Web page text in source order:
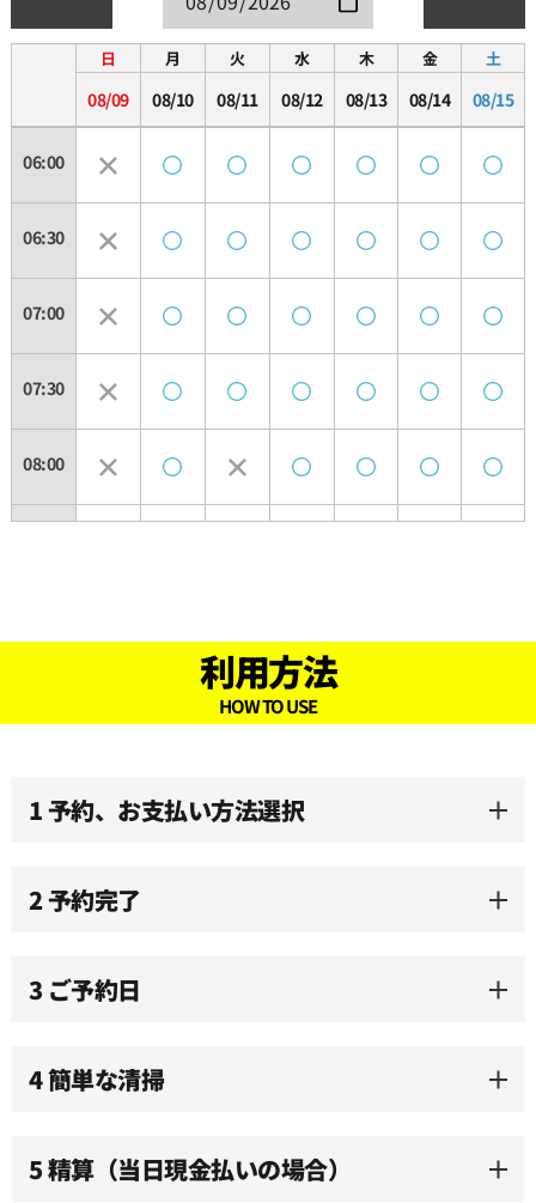
日
08/09
月
08/10
火
08/11
水
08/12
木
08/13
金
08/14
土
08/15
06:00
06:30
07:00
07:30
08:00
11:00
11:30
12:00
利用方法
HOW TO USE
1 予約、お支払い方法選択
2 予約完了
3 ご予約日
4 簡単な清掃
5 精算（当日現金払いの場合）